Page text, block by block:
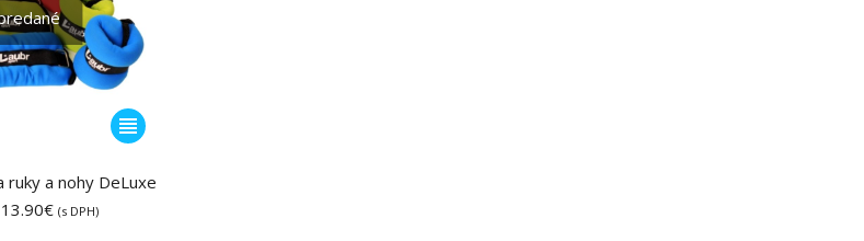
Tento
produkt
má
ruky a nohy DeLuxe
13.90€Price
(s DPH)